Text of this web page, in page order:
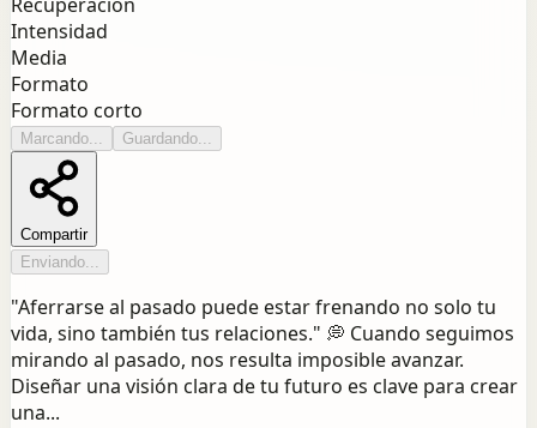
Intensidad
Media
Formato
Formato corto
Marcando... Guardando...
Compartir
Enviando...
"Aferrarse al pasado puede estar frenando no solo tu
vida, sino también tus relaciones." 💭 Cuando seguimos
mirando al pasado, nos resulta imposible avanzar.
Diseñar una visión clara de tu futuro es clave para crear
una...